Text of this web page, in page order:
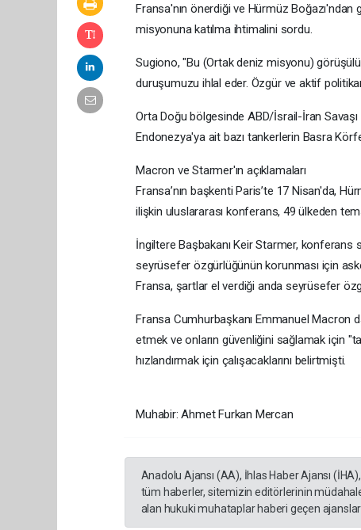
Fransa'nın önerdiği ve Hürmüz
misyonuna katılma ihtimalini sordu.
Sugiono, "Bu (Ortak deniz misyonu)
duruşumuzu ihlal eder. Özgür ve aktif
Orta Doğu bölgesinde ABD/İsrail-İran Savaşı
Endonezya'ya ait bazı tankerlerin Basra
Macron ve Starmer'ın açıklamaları
Fransa’nın başkenti Paris’te 17 Nisan'da,
ilişkin uluslararası konferans, 49 ülkeden
İngiltere Başbakanı Keir Starmer, konferans
seyrüsefer özgürlüğünün korunması için
Fransa, şartlar el verdiği anda seyrüsefer
Fransa Cumhurbaşkanı Emmanuel Macron
etmek ve onların güvenliğini sağlamak için
hızlandırmak için çalışacaklarını belirtmişti.
Muhabir: Ahmet Furkan Mercan
Anadolu Ajansı (AA), İhlas Haber Ajansı
tüm haberler, sitemizin editörlerinin
alan hukuki muhataplar haberi geçen